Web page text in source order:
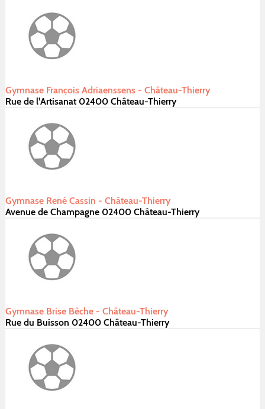
Gymnase François Adriaenssens - Château-Thierry
Rue de l'Artisanat 02400 Château-Thierry
Gymnase René Cassin - Château-Thierry
Avenue de Champagne 02400 Château-Thierry
Gymnase Brise Bêche - Château-Thierry
Rue du Buisson 02400 Château-Thierry